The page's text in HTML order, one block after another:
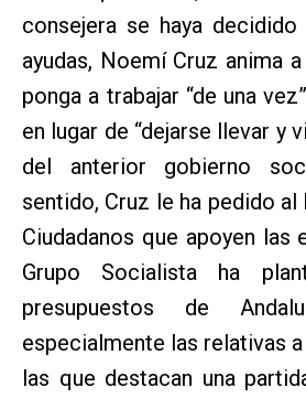
consejera se haya
ayudas, Noemí Cruz anima
ponga a trabajar “de una
en lugar de “dejarse llevar y
del anterior gobierno
sentido, Cruz le ha pedido
Ciudadanos que apoyen las
Grupo Socialista ha
presupuestos de
especialmente las relativas
las que destacan una